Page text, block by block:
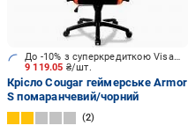
9 119.05 ₴/шт.
До -10% з суперкредиткою Visa Вигода
Крісло Cougar геймерське Armor
S помаранчевий/чорний
2